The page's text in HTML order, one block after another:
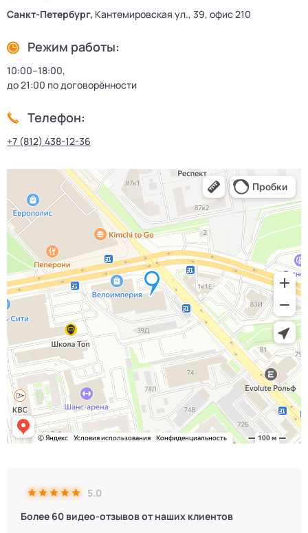
5.0
Более 60 видео-отзывов от наших клиентов
Санкт-Петербург, Кантемировская ул., 39, офис 210
Режим работы:
10:00–18:00,
до 21:00 по договорённости
Телефон:
+7 (812) 438-12-36